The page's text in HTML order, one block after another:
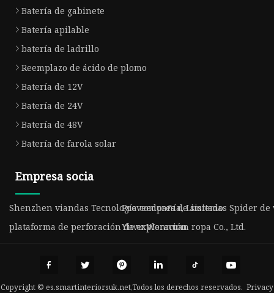
Batería de gabinete
Batería apilable
batería de ladrillo
Reemplazo de ácido de plomo
Batería de 12V
Batería de 24V
Batería de 48V
Batería de farola solar
Empresa socia
Shenzhen viandas Tecnología compañía, Limitado.
Proveedores de sistemas Spider
plataforma de perforación de exploración
Yiwu Wennuan ropa Co., Ltd.
Copyright © es.smartinteriorsuk.net,Todos los derechos reservados. Privacy